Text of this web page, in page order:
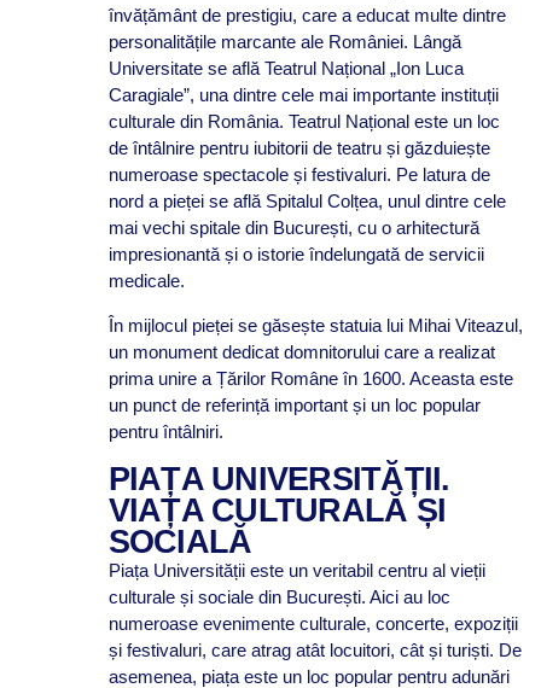
învățământ de prestigiu, care a educat multe dintre
personalitățile marcante ale României. Lângă
Universitate se află Teatrul Național „Ion Luca
Caragiale”, una dintre cele mai importante instituții
culturale din România. Teatrul Național este un loc
de întâlnire pentru iubitorii de teatru și găzduiește
numeroase spectacole și festivaluri. Pe latura de
nord a pieței se află Spitalul Colțea, unul dintre cele
mai vechi spitale din București, cu o arhitectură
impresionantă și o istorie îndelungată de servicii
medicale.
În mijlocul pieței se găsește statuia lui Mihai Viteazul,
un monument dedicat domnitorului care a realizat
prima unire a Țărilor Române în 1600. Aceasta este
un punct de referință important și un loc popular
pentru întâlniri.
PIAȚA UNIVERSITĂȚII.
VIAȚA CULTURALĂ ȘI
SOCIALĂ
Piața Universității este un veritabil centru al vieții
culturale și sociale din București. Aici au loc
numeroase evenimente culturale, concerte, expoziții
și festivaluri, care atrag atât locuitori, cât și turiști. De
asemenea, piața este un loc popular pentru adunări